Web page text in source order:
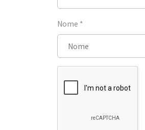
Nome *